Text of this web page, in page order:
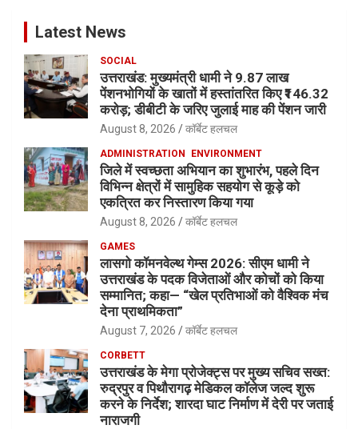
Latest News
SOCIAL
उत्तराखंड: मुख्यमंत्री धामी ने 9.87 लाख
पेंशनभोगियों के खातों में हस्तांतरित किए ₹146.32
करोड़; डीबीटी के जरिए जुलाई माह की पेंशन जारी
August 8, 2026 कॉर्बेट हलचल
ADMINISTRATION ENVIRONMENT
जिले में स्वच्छता अभियान का शुभारंभ, पहले दिन
विभिन्न क्षेत्रों में सामुहिक सहयोग से कूड़े को
एकत्रित कर निस्तारण किया गया
August 8, 2026 कॉर्बेट हलचल
GAMES
लासगो कॉमनवेल्थ गेम्स 2026: सीएम धामी ने
उत्तराखंड के पदक विजेताओं और कोचों को किया
सम्मानित; कहा— “खेल प्रतिभाओं को वैश्विक मंच
देना प्राथमिकता”
August 7, 2026 कॉर्बेट हलचल
CORBETT
उत्तराखंड के मेगा प्रोजेक्ट्स पर मुख्य सचिव सख्त:
रुद्रपुर व पिथौरागढ़ मेडिकल कॉलेज जल्द शुरू
करने के निर्देश; शारदा घाट निर्माण में देरी पर जताई
नाराजगी